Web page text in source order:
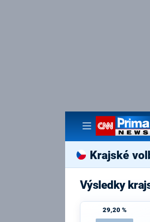
Krajské
Výsledky
29,20 %